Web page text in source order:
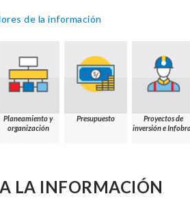
de la información
Planeamiento y
organización
Presupuesto
Proyectos de
inversión e
LA INFORMACIÓN